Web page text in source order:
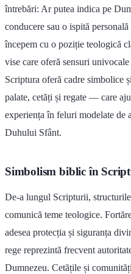
întrebări: Ar putea indica pe
conducere sau o ispită
începem cu o poziție teologică
vise care oferă sensuri
Scriptura oferă cadre simbolice
palate, cetăți și regate — care
experiența în feluri modelate de
Duhului Sfânt.
Simbolism biblic în
De-a lungul Scripturii,
comunică teme teologice.
adesea protecția și siguranța
rege reprezintă frecvent
Dumnezeu. Cetățile și